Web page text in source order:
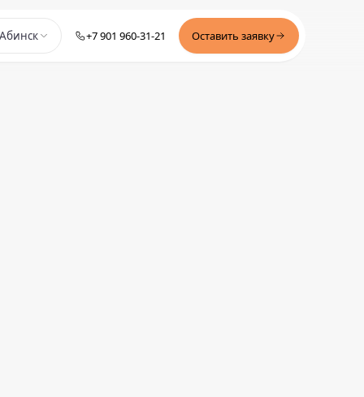
Абинск +7 901 960-31-21 Оставить заявку